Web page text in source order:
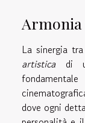
Armonia
La sinergia
artisticadi un
dove ogni